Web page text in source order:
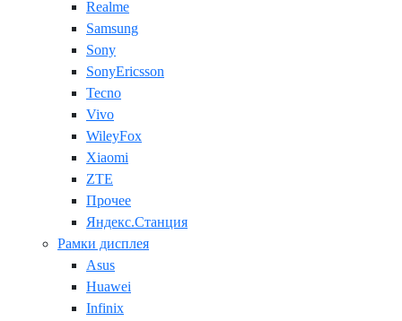
Realme
Samsung
Sony
SonyEricsson
Tecno
Vivo
WileyFox
Xiaomi
ZTE
Прочее
Яндекс.Станция
Рамки дисплея
Asus
Huawei
Infinix